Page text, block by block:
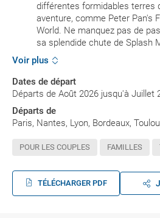
différentes formidables terres
aventure, comme Peter Pan's
World. Ne manquez pas de
sa splendide chute de Splash
Voir plus
Dates de départ
Départs de Août 2026 jusqu'à Juillet
Départs de
Paris, Nantes, Lyon, Bordeaux,
POUR LES COUPLES FAMILLES
TÉLÉCHARGER PDF